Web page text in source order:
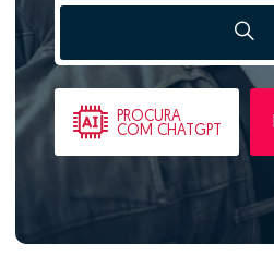
PROCURA
COM CHATGPT